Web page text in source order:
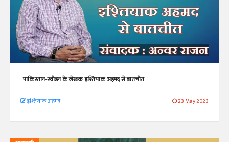
पाकिस्तान-स्वीडन के लेखक इश्तियाक अहमद से बातचीत
इश्तियाक अहमद 23 May 2023